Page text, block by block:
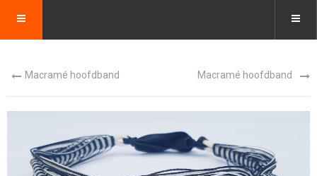
Macramé hoofdband Macramé hoofdband